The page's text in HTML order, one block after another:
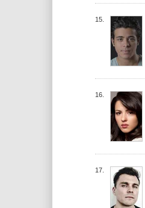
15.
16.
17.